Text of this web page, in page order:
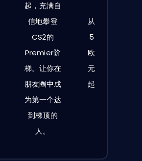
起，充满自
信地攀登
CS2的
Premier阶
梯。让你在
朋友圈中成
为第一个达
到梯顶的
人。
从
5
欧
元
起